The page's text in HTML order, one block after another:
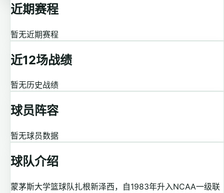
近期赛程
暂无近期赛程
近12场战绩
暂无历史战绩
球员阵容
暂无球员数据
球队介绍
蒙茅斯大学篮球队扎根新泽西，自1983年升入NCAA一级联